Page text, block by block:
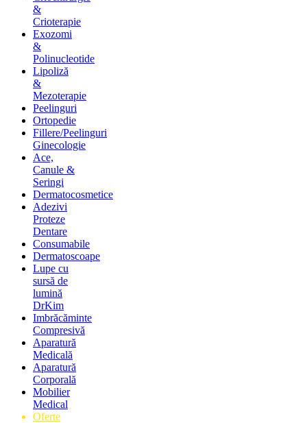
&
Crioterapie
Exozomi
&
Polinucleotide
Lipoliză
&
Mezoterapie
Peelinguri
Ortopedie
Fillere/Peelinguri
Ginecologie
Ace,
Canule &
Seringi
Dermatocosmetice
Adezivi
Proteze
Dentare
Consumabile
Dermatoscoape
Lupe cu
sursă de
lumină
DrKim
Imbrăcăminte
Compresivă
Aparatură
Medicală
Aparatură
Corporală
Mobilier
Medical
Oferte